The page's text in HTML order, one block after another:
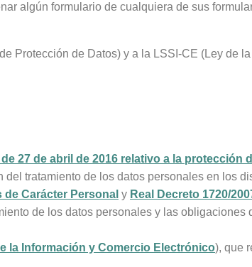
algún formulario de cualquiera de sus
Protección de Datos) y a la LSSI-CE (Ley de
27 de abril de 2016 relativo a la protección
tratamiento de los datos personales en los
Carácter Personal y Real Decreto 1720/
de los datos personales y las obligaciones
la Información y Comercio Electrónico), que